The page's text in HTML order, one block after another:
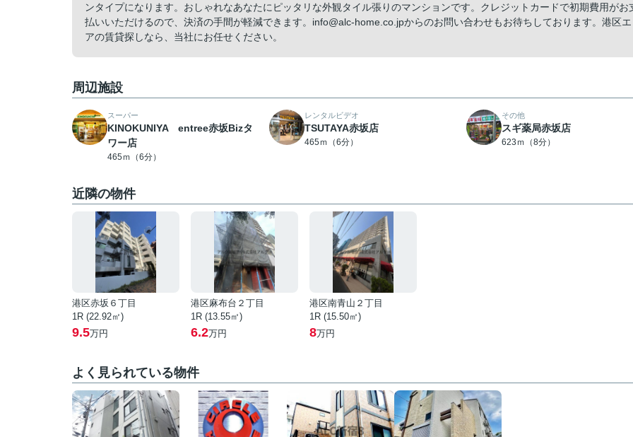
ンタイプになります。おしゃれなあなたにピッタリな外観タイル張りのマンションです。クレジットカードで初期費用がお
払いいただけるので、決済の手間が軽減できます。info@alc-home.co.jpからのお問い合わせもお待ちしております。港区
アの賃貸探しなら、当社にお任せください。
周辺施設
スーパー
KINOKUNIYA entree赤坂Bizタ
ワー店
465ｍ（6分）
レンタルビデオ
TSUTAYA赤坂店
465ｍ（6分）
その他
スギ薬局赤坂店
623ｍ（8分）
近隣の物件
港区赤坂６丁目
1R (22.92㎡)
9.5万円
港区麻布台２丁目
1R (13.55㎡)
6.2万円
港区南青山２丁目
1R (15.50㎡)
8万円
よく見られている物件